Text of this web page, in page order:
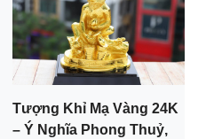
Tượng Khỉ Mạ Vàng 24K
– Ý Nghĩa Phong Thuỷ,